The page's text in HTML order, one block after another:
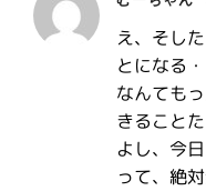
え、そし
とになる・
なんても
きること
よし、今
って、絶